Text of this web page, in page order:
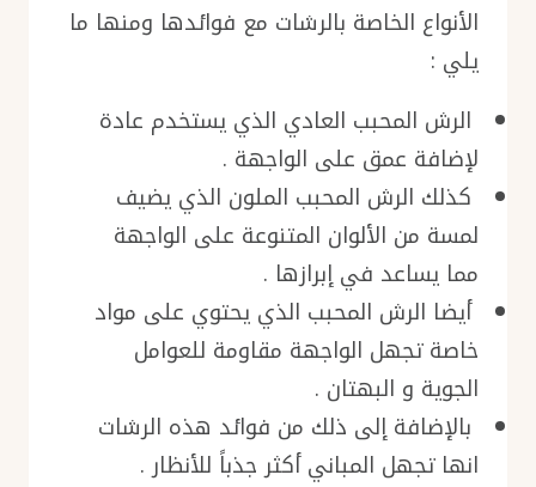
الأنواع الخاصة بالرشات مع فوائدها ومنها ما
يلي :
الرش المحبب العادي الذي يستخدم عادة
لإضافة عمق على الواجهة .
كذلك الرش المحبب الملون الذي يضيف
لمسة من الألوان المتنوعة على الواجهة
مما يساعد في إبرازها .
أيضا الرش المحبب الذي يحتوي على مواد
خاصة تجهل الواجهة مقاومة للعوامل
الجوية و البهتان .
بالإضافة إلى ذلك من فوائد هذه الرشات
انها تجهل المباني أكثر جذباً للأنظار .